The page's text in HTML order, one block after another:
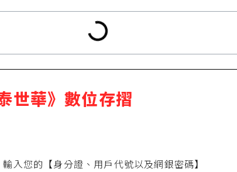
世華》數位存摺
入您的【身分證、用戶代號以及網銀密碼】